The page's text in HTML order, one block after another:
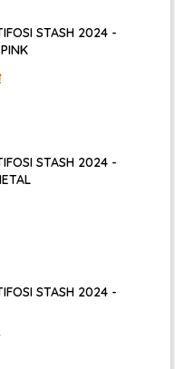
Hợp –
Tốc Độ
STASH 2024 -
STASH 2024 -
STASH 2024 -